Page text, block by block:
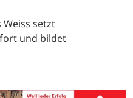
Weiss setzt
und bildet